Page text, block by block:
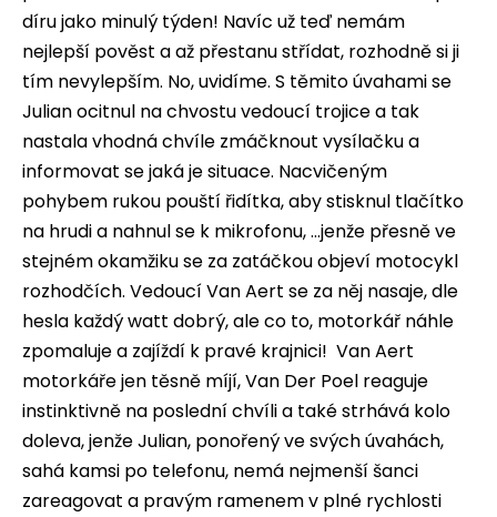
díru jako minulý týden! Navíc už teď nemám
nejlepší pověst a až přestanu střídat, rozhodně si ji
tím nevylepším. No, uvidíme. S těmito úvahami se
Julian ocitnul na chvostu vedoucí trojice a tak
nastala vhodná chvíle zmáčknout vysílačku a
informovat se jaká je situace. Nacvičeným
pohybem rukou pouští řidítka, aby stisknul tlačítko
na hrudi a nahnul se k mikrofonu, ...jenže přesně ve
stejném okamžiku se za zatáčkou objeví motocykl
rozhodčích. Vedoucí Van Aert se za něj nasaje, dle
hesla každý watt dobrý, ale co to, motorkář náhle
zpomaluje a zajíždí k pravé krajnici! Van Aert
motorkáře jen těsně míjí, Van Der Poel reaguje
instinktivně na poslední chvíli a také strhává kolo
doleva, jenže Julian, ponořený ve svých úvahách,
sahá kamsi po telefonu, nemá nejmenší šanci
zareagovat a pravým ramenem v plné rychlosti